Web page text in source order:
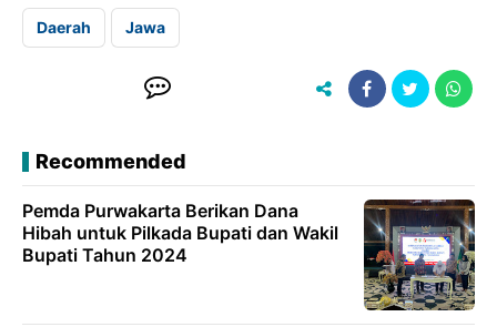
Daerah Jawa
Recommended
Pemda Purwakarta Berikan Dana
Hibah untuk Pilkada Bupati dan Wakil
Bupati Tahun 2024